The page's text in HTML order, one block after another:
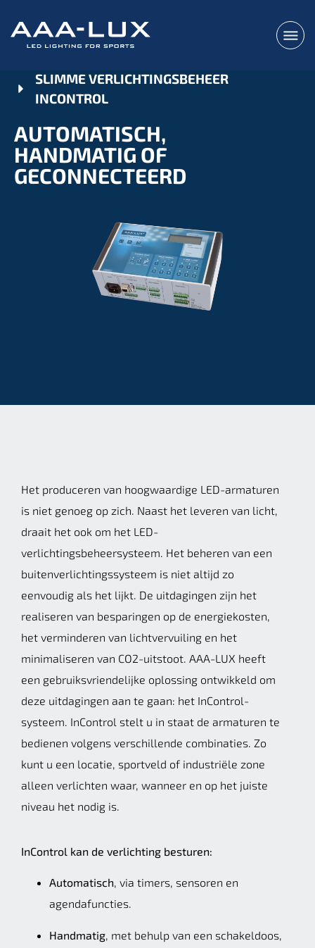
SLIMME VERLICHTINGSBEHEER
INCONTROL
AUTOMATISCH,
HANDMATIG OF
GECONNECTEERD
Het produceren van hoogwaardige LED-armaturen
is niet genoeg op zich. Naast het leveren van licht,
draait het ook om het LED-
verlichtingsbeheersysteem. Het beheren van een
buitenverlichtingssysteem is niet altijd zo
eenvoudig als het lijkt. De uitdagingen zijn het
realiseren van besparingen op de energiekosten,
het verminderen van lichtvervuiling en het
minimaliseren van CO2-uitstoot. AAA-LUX heeft
een gebruiksvriendelijke oplossing ontwikkeld om
deze uitdagingen aan te gaan: het InControl-
systeem. InControl stelt u in staat de armaturen te
bedienen volgens verschillende combinaties. Zo
kunt u een locatie, sportveld of industriële zone
alleen verlichten waar, wanneer en op het juiste
niveau het nodig is.
InControl kan de verlichting besturen:
Automatisch, via timers, sensoren en
agendafuncties.
Handmatig , met behulp van een schakeldoos,